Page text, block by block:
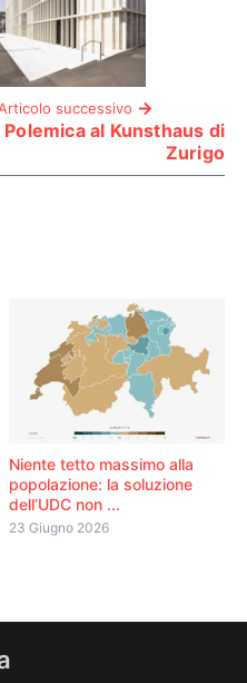
successivo
Polemica al Kunsthaus di
Zurigo
Niente tetto massimo alla
popolazione: la soluzione
dell’UDC non ...
23 Giugno 2026